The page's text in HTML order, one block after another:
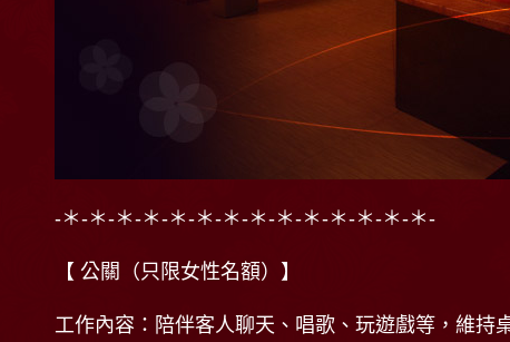
-＊-＊-＊-＊-＊-＊-＊-＊-＊-＊-＊-＊-＊-＊-
【 公關（只限女性名額）】
工作內容：陪伴客人聊天、唱歌、玩遊戲等，維持